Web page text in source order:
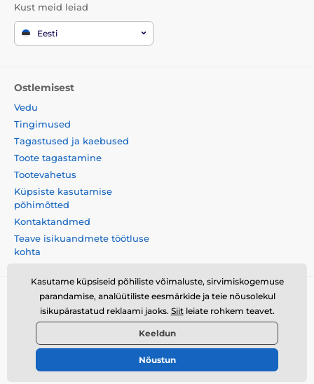
Kust meid leiad
Eesti
Ostlemisest
Vedu
Tingimused
Tagastused ja kaebused
Toote tagastamine
Tootevahetus
Küpsiste kasutamise
põhimõtted
Kontaktandmed
Teave isikuandmete töötluse
kohta
Momanio s.r.o., Okružní 361/14, 747 18, Píšť, Tšehhi
Vabariik, VAT: CZ09604707
© 2026 www.momanio.ee ⦁ E-poe lõi
Kasutame küpsiseid põhiliste võimaluste, sirvimiskogemuse
parandamise, analüütiliste eesmärkide ja teie nõusolekul
isikupärastatud reklaami jaoks. Siitleiate rohkem teavet.
Keeldun
Nõustun